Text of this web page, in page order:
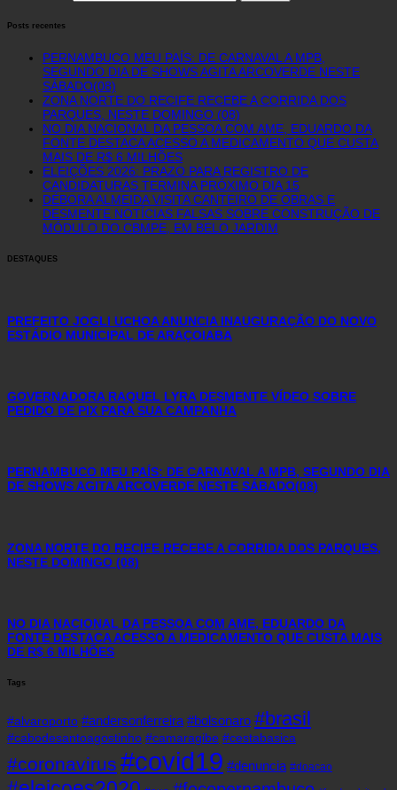
Posts recentes
PERNAMBUCO MEU PAÍS: DE CARNAVAL A MPB,
SEGUNDO DIA DE SHOWS AGITA ARCOVERDE NESTE
SÁBADO(08)
ZONA NORTE DO RECIFE RECEBE A CORRIDA DOS
PARQUES, NESTE DOMINGO (08)
NO DIA NACIONAL DA PESSOA COM AME, EDUARDO DA
FONTE DESTACA ACESSO A MEDICAMENTO QUE CUSTA
MAIS DE R$ 6 MILHÕES
ELEIÇÕES 2026: PRAZO PARA REGISTRO DE
CANDIDATURAS TERMINA PRÓXIMO DIA 15
DÉBORA ALMEIDA VISITA CANTEIRO DE OBRAS E
DESMENTE NOTÍCIAS FALSAS SOBRE CONSTRUÇÃO DE
MÓDULO DO CBMPE, EM BELO JARDIM
DESTAQUES
PREFEITO JOGLI UCHOA ANUNCIA INAUGURAÇÃO DO NOVO
ESTÁDIO MUNICIPAL DE ARAÇOIABA
GOVERNADORA RAQUEL LYRA DESMENTE VÍDEO SOBRE
PEDIDO DE PIX PARA SUA CAMPANHA
PERNAMBUCO MEU PAÍS: DE CARNAVAL A MPB, SEGUNDO DIA
DE SHOWS AGITA ARCOVERDE NESTE SÁBADO(08)
ZONA NORTE DO RECIFE RECEBE A CORRIDA DOS PARQUES,
NESTE DOMINGO (08)
NO DIA NACIONAL DA PESSOA COM AME, EDUARDO DA
FONTE DESTACA ACESSO A MEDICAMENTO QUE CUSTA MAIS
DE R$ 6 MILHÕES
Tags
#alvaroporto #andersonferreira #bolsonaro #brasil
#cabodesantoagostinho #camaragibe #cestabasica
#coronavirus #covid19 #denuncia #doacao